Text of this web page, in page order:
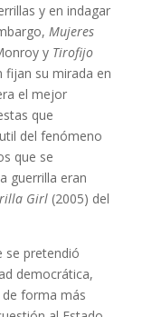
y en indagar
Mujeres
y Tirofijo
fijan su mirada en
el mejor
que
del fenómeno
que se
guerrilla eran
Girl(2005) del
se pretendió
democrática,
forma más